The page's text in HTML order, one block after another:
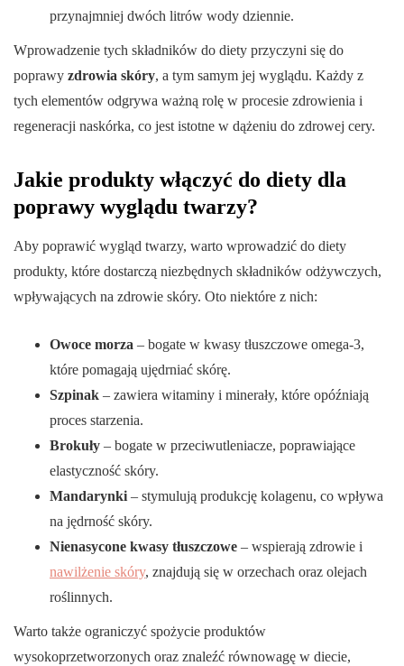
przynajmniej dwóch litrów wody dziennie.
Wprowadzenie tych składników do diety przyczyni się do
poprawy zdrowia skóry, a tym samym jej wyglądu. Każdy z
tych elementów odgrywa ważną rolę w procesie zdrowienia i
regeneracji naskórka, co jest istotne w dążeniu do zdrowej cery.
Jakie produkty włączyć do diety dla
poprawy wyglądu twarzy?
Aby poprawić wygląd twarzy, warto wprowadzić do diety
produkty, które dostarczą niezbędnych składników odżywczych,
wpływających na zdrowie skóry. Oto niektóre z nich:
Owoce morza – bogate w kwasy tłuszczowe omega-3,
które pomagają ujędrniać skórę.
Szpinak – zawiera witaminy i minerały, które opóźniają
proces starzenia.
Brokuły – bogate w przeciwutleniacze, poprawiające
elastyczność skóry.
Mandarynki – stymulują produkcję kolagenu, co wpływa
na jędrność skóry.
Nienasycone kwasy tłuszczowe – wspierają zdrowie i
nawilżenie skóry, znajdują się w orzechach oraz olejach
roślinnych.
Warto także ograniczyć spożycie produktów
wysokoprzetworzonych oraz znaleźć równowagę w diecie,